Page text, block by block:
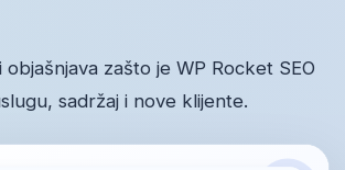
zašto je WP Rocket SEO
sadržaj i nove klijente.